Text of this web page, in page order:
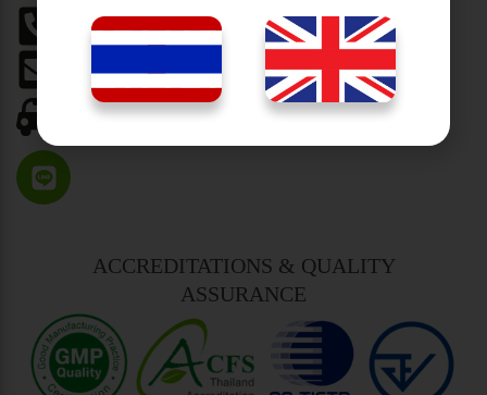
Phone
098 362 9894
beeleaf.ng@gmail.com
Google Maps
ACCREDITATIONS & QUALITY
ASSURANCE